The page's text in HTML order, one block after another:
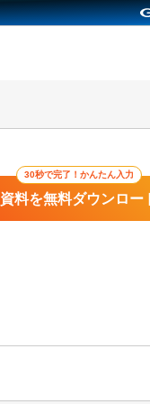
30秒で完了！かんたん入力
資料を無料ダウンロー